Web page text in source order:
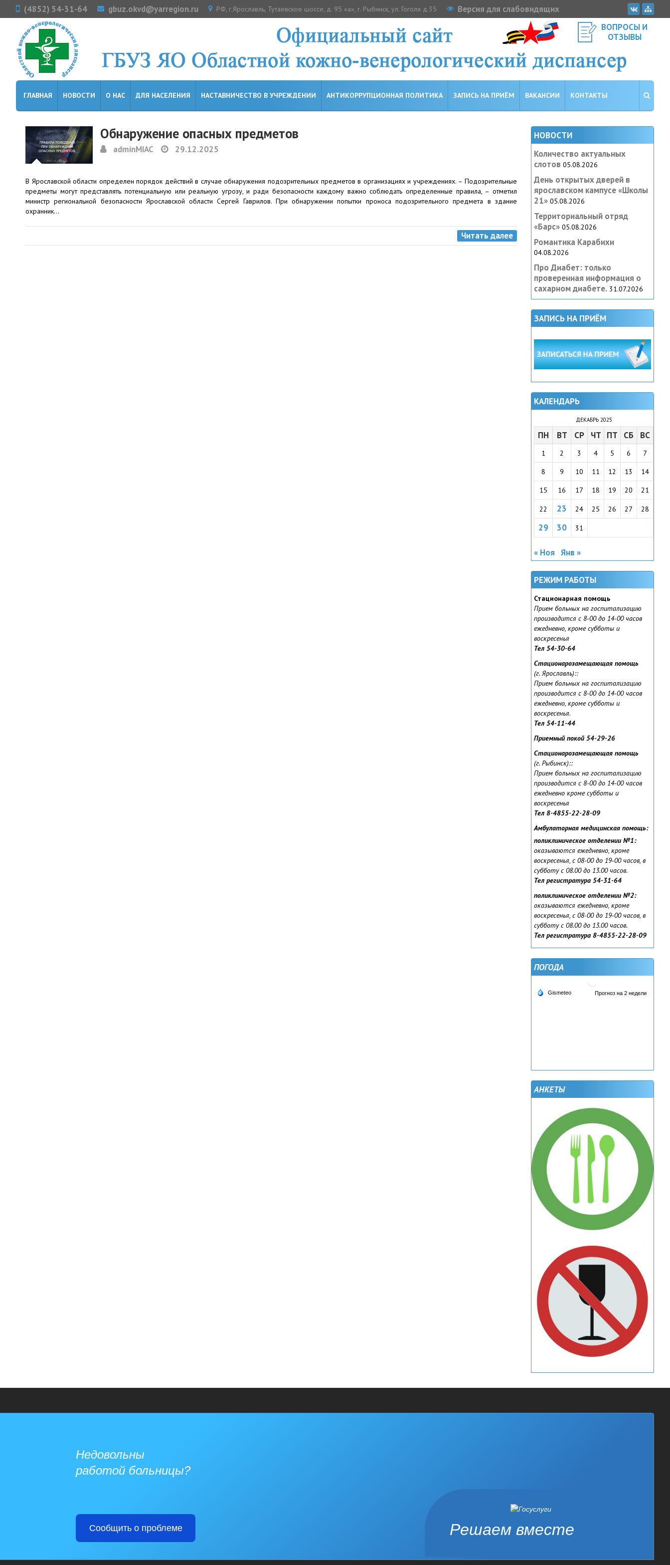
(4852) 54-31-64 gbuz.okvd@yarregion.ru РФ, г.Ярославль, Тутаевское шоссе, д. 95 «а», г. Рыбинск, ул. Гоголя д.35
Версия для слабовидящих
ВОПРОСЫ И
ОТЗЫВЫ
ГЛАВНАЯ НОВОСТИ О НАС ДЛЯ НАСЕЛЕНИЯ НАСТАВНИЧЕСТВО В УЧРЕЖДЕНИИ АНТИКОРРУПЦИОННАЯ ПОЛИТИКА ЗАПИСЬ НА ПРИЁМ ВАКАНСИИ КОНТАКТЫ
Обнаружение опасных предметов
adminMIAC 29.12.2025
В Ярославской области определен порядок действий в случае обнаружения подозрительных предметов в организациях и учреждениях. – Подозрительные
предметы могут представлять потенциальную или реальную угрозу, и ради безопасности каждому важно соблюдать определенные правила, – отметил
министр региональной безопасности Ярославской области Сергей Гаврилов. При обнаружении попытки проноса подозрительного предмета в здание
охранник…
Читать далее
НОВОСТИ
Количество актуальных
слотов 05.08.2026
День открытых дверей в
ярославском кампусе «‎Школы
21» 05.08.2026
Территориальный отряд
«Барс» 05.08.2026
Романтика Карабихи
04.08.2026
Про Диабет: только
проверенная информация о
сахарном диабете. 31.07.2026
ЗАПИСЬ НА ПРИЁМ
КАЛЕНДАРЬ
ДЕКАБРЬ 2025
ПН ВТ СР ЧТ ПТ СБ ВС
1 2 3 4 5 6 7
8 9 10 11 12 13 14
15 16 17 18 19 20 21
22 23 24 25 26 27 28
29 30 31
« Ноя Янв »
РЕЖИМ РАБОТЫ
Стационарная помощь
Прием больных на госпитализацию
производится с 8-00 до 14-00 часов
ежедневно, кроме субботы и
воскресенья
Тел 54-30-64
Стационарозамещающая помощь
(г. Ярославль)::
Прием больных на госпитализацию
производится с 8-00 до 14-00 часов
ежедневно, кроме субботы и
воскресенья.
Тел 54-11-44
Приемный покой 54-29-26
Стационарозамещающая помощь
(г. Рыбинск)::
Прием больных на госпитализацию
производится с 8-00 до 14-00 часов
ежедневно кроме субботы и
воскресенья
Тел 8-4855-22-28-09
Амбулаторная медицинская помощь:
поликлиническое отделении №1:
оказываются ежедневно, кроме
воскресенья, с 08-00 до 19-00 часов, в
субботу с 08.00 до 13.00 часов.
Тел регистратура 54-31-64
поликлиническое отделении №2:
оказываются ежедневно, кроме
воскресенья, с 08-00 до 19-00 часов, в
субботу с 08.00 до 13.00 часов.
Тел регистратура 8-4855-22-28-09
ПОГОДА
АНКЕТЫ
Решаем вместе
Недовольны
работой больницы?
Сообщить о проблеме